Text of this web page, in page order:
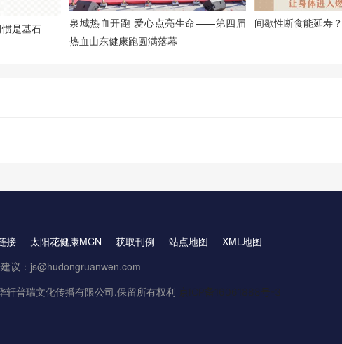
是基石
泉城热血开跑 爱心点亮生命——第四届
热血山东健康跑圆满落幕
间歇性断食能延寿
接 太阳花健康MCN 获取刊例 站点地图
XML地图
议：js@hudongruanwen.com
普瑞文化传播有限公司.保留所有权利 京ICP备16061888号-3